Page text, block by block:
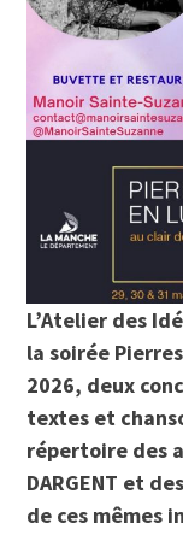
L’Atelier des
la soirée
2026, deux
textes et
répertoire des
DARGENT et
de ces mêmes